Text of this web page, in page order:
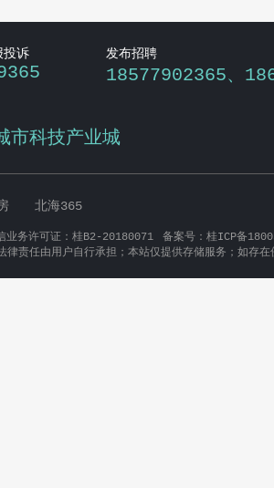
投诉 发布招聘
18577902365、
市科技产业城
北海365
业务许可证：桂B2-20180071
备案号：桂ICP备
律责任由用户自行承担；本站仅提供存储服务；如存